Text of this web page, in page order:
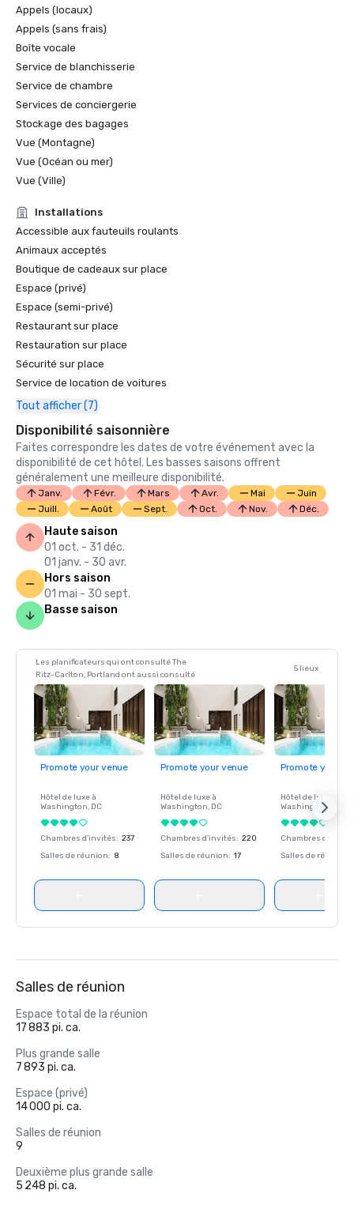
Appels (locaux)
Appels (sans frais)
Boîte vocale
Service de blanchisserie
Service de chambre
Services de conciergerie
Stockage des bagages
Vue (Montagne)
Vue (Océan ou mer)
Vue (Ville)
Installations
Accessible aux fauteuils roulants
Animaux acceptés
Boutique de cadeaux sur place
Espace (privé)
Espace (semi-privé)
Restaurant sur place
Restauration sur place
Sécurité sur place
Service de location de voitures
Tout afficher (7)
Disponibilité saisonnière
Faites correspondre les dates de votre événement avec la
disponibilité de cet hôtel. Les basses saisons offrent
généralement une meilleure disponibilité.
Janv. Févr. Mars Avr. Mai
Juin
Juill.
Août Sept. Oct. Nov. Déc.
Haute saison
01 oct. - 31 déc.
01 janv. - 30 avr.
Hors saison
01 mai - 30 sept.
Basse saison
Les planificateurs qui ont consulté The
Ritz-Carlton, Portland ont aussi consulté
5 lieux
Promote your venue
Hôtel de luxe à
Washington, DC
Chambres d'invités: 237
Salles de réunion: 8
Promote your venue
Hôtel de luxe à
Washington, DC
Chambres d'invités: 220
Salles de réunion: 17
Promote your
Hôtel de luxe à
Washington
Chambres
Salles de réunion
Salles de réunion
Espace total de la réunion
17 883 pi. ca.
Plus grande salle
7 893 pi. ca.
Espace (privé)
14 000 pi. ca.
Salles de réunion
9
Deuxième plus grande salle
5 248 pi. ca.